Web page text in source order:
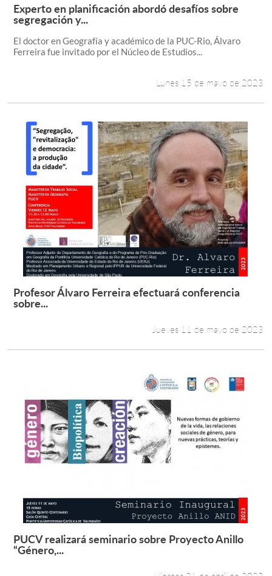
Leer más +
Experto en planificación abordó desafíos sobre
segregación y...
El doctor en Geografía y académico de la PUC-Rio, Álvaro
Ferreira fue invitado por el Núcleo de Estudios...
Lunes 15 de mayo de 2023
Leer más +
Profesor Álvaro Ferreira efectuará conferencia
sobre...
Jueves 11 de mayo de 2023
Leer más +
PUCV realizará seminario sobre Proyecto Anillo
“Género,...